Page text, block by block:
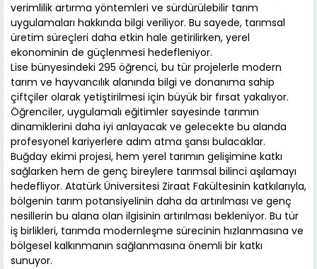
verimlilik artırma yöntemleri ve sürdürülebilir tarım
uygulamaları hakkında bilgi veriliyor. Bu sayede, tarımsal
üretim süreçleri daha etkin hale getirilirken, yerel
ekonominin de güçlenmesi hedefleniyor.
Lise bünyesindeki 295 öğrenci, bu tür projelerle modern
tarım ve hayvancılık alanında bilgi ve donanıma sahip
çiftçiler olarak yetiştirilmesi için büyük bir fırsat yakalıyor.
Öğrenciler, uygulamalı eğitimler sayesinde tarımın
dinamiklerini daha iyi anlayacak ve gelecekte bu alanda
profesyonel kariyerlere adım atma şansı bulacaklar.
Buğday ekimi projesi, hem yerel tarımın gelişimine katkı
sağlarken hem de genç bireylere tarımsal bilinci aşılamayı
hedefliyor. Atatürk Üniversitesi Ziraat Fakültesinin katkılarıyla,
bölgenin tarım potansiyelinin daha da artırılması ve genç
nesillerin bu alana olan ilgisinin artırılması bekleniyor. Bu tür
iş birlikleri, tarımda modernleşme sürecinin hızlanmasına ve
bölgesel kalkınmanın sağlanmasına önemli bir katkı
sunuyor.